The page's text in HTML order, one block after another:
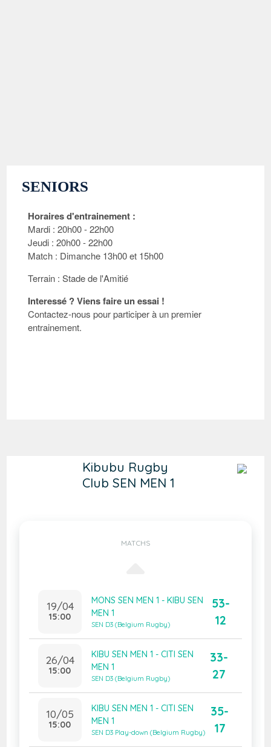
SENIORS
Horaires d'entrainement :
Mardi : 20h00 - 22h00
Jeudi : 20h00 - 22h00
Match : Dimanche 13h00 et 15h00
Terrain : Stade de l'Amitié
Interessé ? Viens faire un essai !
Contactez-nous pour participer à un premier
entrainement.